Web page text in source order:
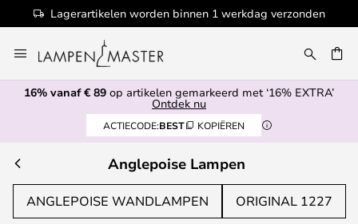
1 werkdag verzonden 100+
naar
de
inhoud
16% vanaf € 89 op artikelen gemarkeerd met ‘16% EXTRA’
Ontdek nu
ACTIECODE:BEST KOPIËREN
Anglepoise Lampen
ANGLEPOISE WANDLAMPEN ORIGINAL 1227